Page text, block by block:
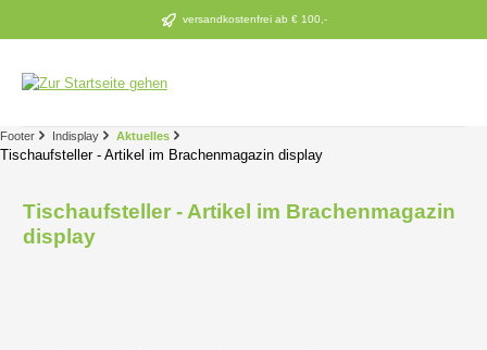
Zum Hauptinhalt springen versandkostenfrei ab € 100,-
Footer Indisplay Aktuelles
Tischaufsteller - Artikel im Brachenmagazin display
Tischaufsteller - Artikel im Brachenmagazin
display